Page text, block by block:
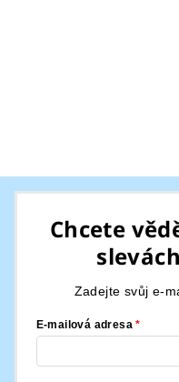
Chcete
Zadejte svůj e-
E-mailová adresa